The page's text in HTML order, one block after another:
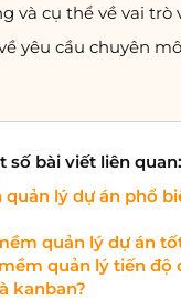
và cụ thể về vai
yêu cầu chuyên
số bài viết liên quan:
quản lý dự án phổ
quản lý dự án
quản lý tiến độ
kanban?